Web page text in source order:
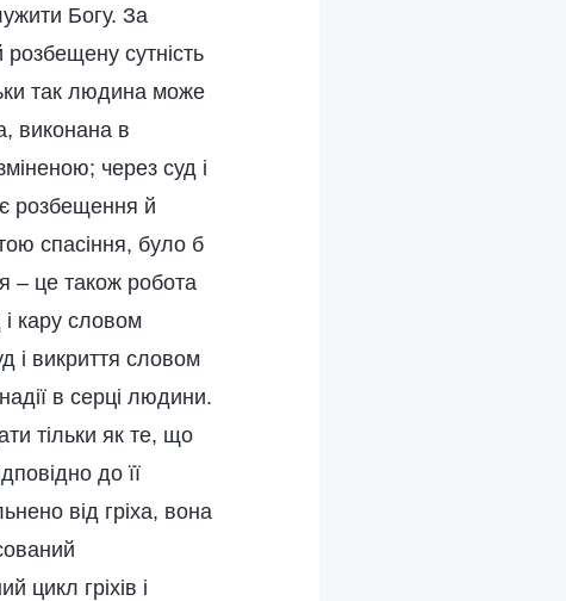
Богу. За
сутність
так людина може
виконана в
через суд і
розбещення й
спасіння, було б
– це також робота
кару словом
і викриття словом
в серці людини.
тільки як те, що
до її
від гріха, вона
цикл гріхів і